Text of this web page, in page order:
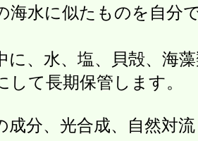
海水に似たものを自分
に、水、塩、貝殻、海
して長期保管します。
成分、光合成、自然対流